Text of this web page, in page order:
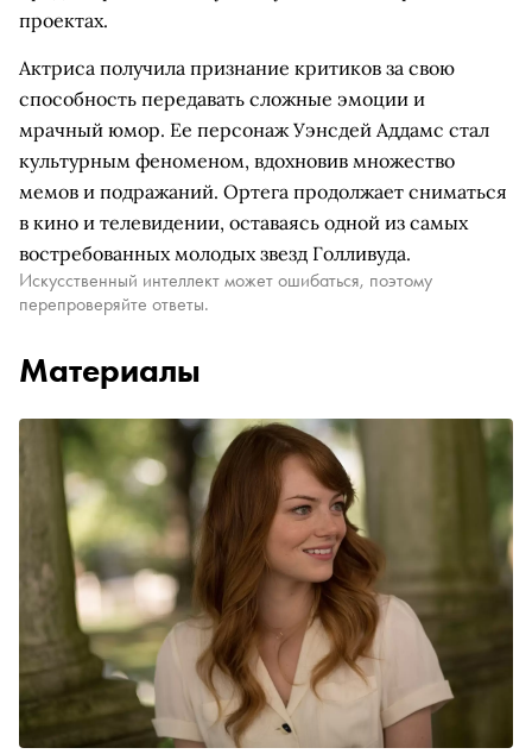
проектах.
Актриса получила признание критиков за свою
способность передавать сложные эмоции и
мрачный юмор. Ее персонаж Уэнсдей Аддамс стал
культурным феноменом, вдохновив множество
мемов и подражаний. Ортега продолжает сниматься
в кино и телевидении, оставаясь одной из самых
востребованных молодых звезд Голливуда.
Искусственный интеллект может ошибаться, поэтому
перепроверяйте ответы.
Материалы